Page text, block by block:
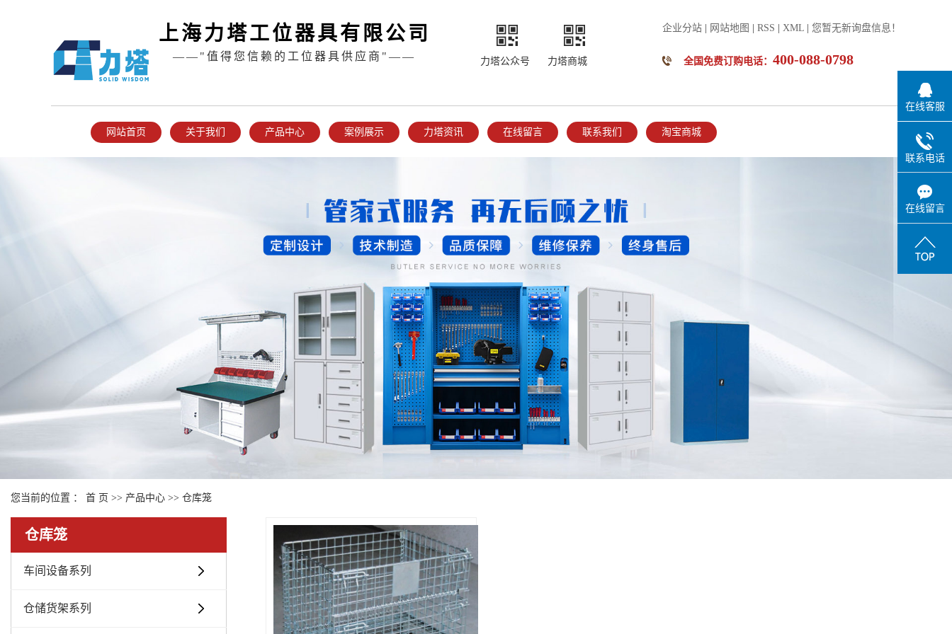
上海力塔工位器具有限公司
——"值得您信赖的工位器具供应商"—— 力塔公众号 力塔商城
企业分站 网站地图 RSS XML 您暂无新询盘信息！
全国免费订购电话： 400-088-0798
网站首页 关于我们 产品中心 案例展示 力塔资讯 在线留言 联系我们 淘宝商城
您当前的位置 ： 首 页 >> 产品中心 >> 仓库笼
仓库笼
车间设备系列
仓储货架系列
在线客服
联系电话
在线留言